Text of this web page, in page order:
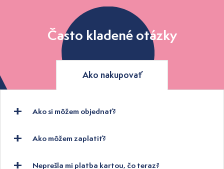
Často kladené otázky
Ako nakupovať
Ako si môžem objednať?
Ako môžem zaplatiť?
Neprešla mi platba kartou, čo teraz?